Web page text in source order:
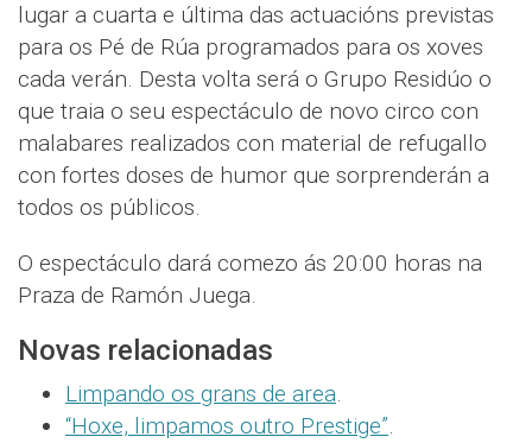
lugar a cuarta e última das actuacións previstas
para os Pé de Rúa programados para os xoves
cada verán. Desta volta será o Grupo Residúo o
que traia o seu espectáculo de novo circo con
malabares realizados con material de refugallo
con fortes doses de humor que sorprenderán a
todos os públicos.
O espectáculo dará comezo ás 20:00 horas na
Praza de Ramón Juega.
Novas relacionadas
Limpando os grans de area.
“Hoxe, limpamos outro Prestige”.